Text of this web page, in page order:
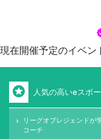
現在開催予定のイベン
stars 人気の高いeスポ
keyboard_arrow_right
リーグオブレジェンドが
コーチ